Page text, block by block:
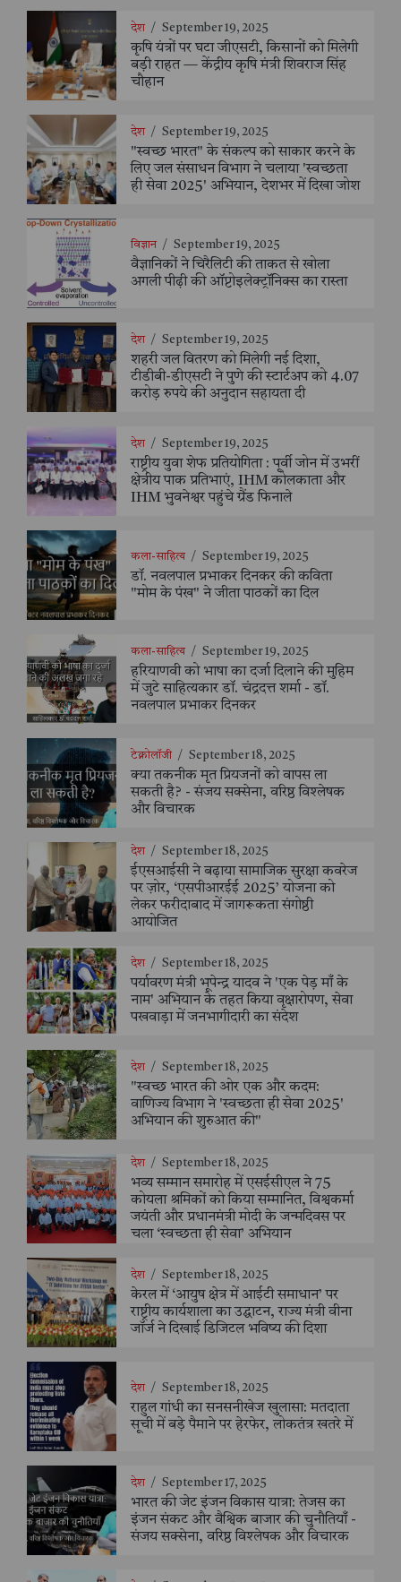
देश / September 19, 2025
कृषि यंत्रों पर घटा जीएसटी, किसानों को मिलेगी
बड़ी राहत — केंद्रीय कृषि मंत्री शिवराज सिंह
चौहान
देश / September 19, 2025
"स्वच्छ भारत" के संकल्प को साकार करने के
लिए जल संसाधन विभाग ने चलाया 'स्वच्छता
ही सेवा 2025' अभियान, देशभर में दिखा जोश
विज्ञान / September 19, 2025
वैज्ञानिकों ने चिरैलिटी की ताकत से खोला
अगली पीढ़ी की ऑप्टोइलेक्ट्रॉनिक्स का रास्ता
देश / September 19, 2025
शहरी जल वितरण को मिलेगी नई दिशा,
टीडीबी-डीएसटी ने पुणे की स्टार्टअप को 4.07
करोड़ रुपये की अनुदान सहायता दी
देश / September 19, 2025
राष्ट्रीय युवा शेफ प्रतियोगिता : पूर्वी जोन में उभरीं
क्षेत्रीय पाक प्रतिभाएं, IHM कोलकाता और
IHM भुवनेश्वर पहुंचे ग्रैंड फिनाले
कला-साहित्य / September 19, 2025
डॉ. नवलपाल प्रभाकर दिनकर की कविता
"मोम के पंख" ने जीता पाठकों का दिल
कला-साहित्य / September 19, 2025
हरियाणवी को भाषा का दर्जा दिलाने की मुहिम
में जुटे साहित्यकार डॉ. चंद्रदत्त शर्मा - डॉ.
नवलपाल प्रभाकर दिनकर
टेक्नोलॉजी / September 18, 2025
क्या तकनीक मृत प्रियजनों को वापस ला
सकती है? - संजय सक्सेना, वरिष्ठ विश्लेषक
और विचारक
देश / September 18, 2025
ईएसआईसी ने बढ़ाया सामाजिक सुरक्षा कवरेज
पर ज़ोर, ‘एसपीआरईई 2025’ योजना को
लेकर फरीदाबाद में जागरूकता संगोष्ठी
आयोजित
देश / September 18, 2025
पर्यावरण मंत्री भूपेन्द्र यादव ने 'एक पेड़ माँ के
नाम' अभियान के तहत किया वृक्षारोपण, सेवा
पखवाड़ा में जनभागीदारी का संदेश
देश / September 18, 2025
"स्वच्छ भारत की ओर एक और कदम:
वाणिज्य विभाग ने 'स्वच्छता ही सेवा 2025'
अभियान की शुरुआत की"
देश / September 18, 2025
भव्य सम्मान समारोह में एसईसीएल ने 75
कोयला श्रमिकों को किया सम्मानित, विश्वकर्मा
जयंती और प्रधानमंत्री मोदी के जन्मदिवस पर
चला ‘स्वच्छता ही सेवा’ अभियान
देश / September 18, 2025
केरल में ‘आयुष क्षेत्र में आईटी समाधान’ पर
राष्ट्रीय कार्यशाला का उद्घाटन, राज्य मंत्री वीना
जॉर्ज ने दिखाई डिजिटल भविष्य की दिशा
देश / September 18, 2025
राहुल गांधी का सनसनीखेज खुलासा: मतदाता
सूची में बड़े पैमाने पर हेरफेर, लोकतंत्र खतरे में
देश / September 17, 2025
भारत की जेट इंजन विकास यात्रा: तेजस का
इंजन संकट और वैश्विक बाजार की चुनौतियाँ -
संजय सक्सेना, वरिष्ठ विश्लेषक और विचारक